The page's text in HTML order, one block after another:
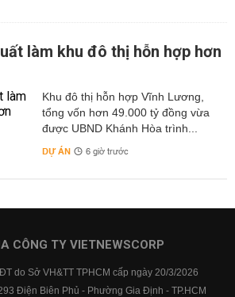
làm khu đô thị hỗn hợp hơn
Khu đô thị hỗn hợp Vĩnh Lương,
tổng vốn hơn 49.000 tỷ đồng vừa
được UBND Khánh Hòa trình...
DỰ ÁN 6 giờ trước
CÔNG TY VIETNEWSCORP
do Sở VH&TT TPHCM cấp ngày 20/3/2026
Điện Biên Phủ - Phường Gia Định - TP.HCM